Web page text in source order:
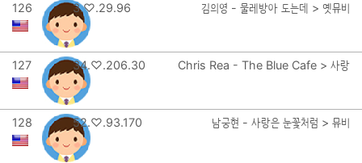
126 3.♡.29.96 김의영 - 물레방아 도는데 > 옛뮤비
127 34.♡.206.30 Chris Rea - The Blue Cafe > 사랑
128 52.♡.93.170 남궁현 - 사랑은 눈꽃처럼 > 뮤비